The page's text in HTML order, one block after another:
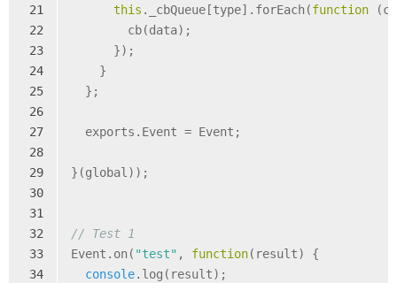
21
22
23
24
25
26
27
28
29
30
31
32
33
34
this ._cbQueue[type].forEach(function (cb
        cb(data);
      });
    }
  };
  exports.Event = Event;
}(global));
// Test 1
Event.on( "test" , function( result) {
console.log(result);